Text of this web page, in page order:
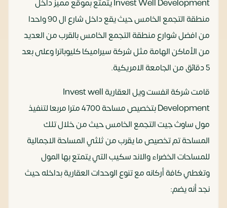
Invest Well Development يتمتع بموقع مميز داخل
منطقة التجمع الخامس حيث يقع داخل شارع ال 90 واحدا
من افضل شوارع منطقة التجمع الخامس بالقرب من العديد
من الأماكن الهامة مثل شركة سيراميكا كليوباترا وعلى بعد
5 دقائق من الجامعة الامريكية.
قامت شركة انفست ويل العقارية Invest well
Development بتخصيص مساحة 4700 مترا مربعا لتنفيذ
مول ساوث جيت التجمع الخامس حيث من خلال تلك
المساحة تم تخصيص ما يقرب من ثلثي المساحة الاجمالية
للمساحات الخضراء والاند سكيب التي يتمتع بها المول
وتغطي كافة أركانه مع تنوع الوحدات العقارية بداخله حيث
نجد أنه يضم: